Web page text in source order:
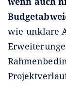
wie unklare